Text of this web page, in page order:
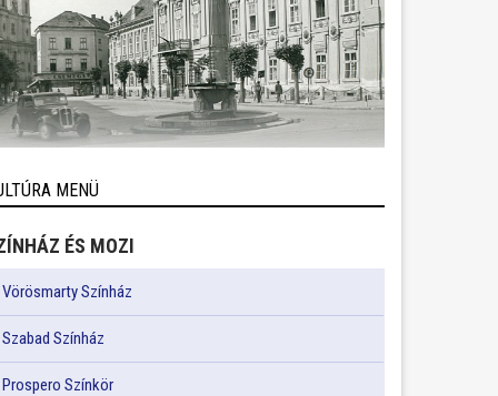
MENÜ
ÉS MOZI
Vörösmarty Színház
Szabad Színház
Prospero Színkör